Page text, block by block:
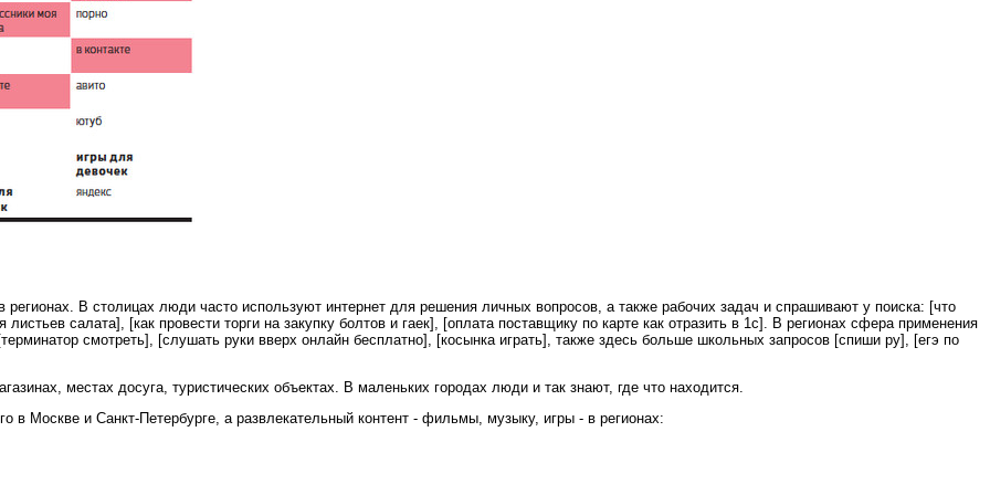
В столицах люди часто используют интернет для решения личных вопросов, а также рабочих задач и спрашивают у поиска: [что
салата], [как провести торги на закупку болтов и гаек], [оплата поставщику по карте как отразить в 1с]. В регионах сфера применения
смотреть], [слушать руки вверх онлайн бесплатно], [косынка играть], также здесь больше школьных запросов [спиши ру], [егэ по
местах досуга, туристических объектах. В маленьких городах люди и так знают, где что находится.
Москве и Санкт-Петербурге, а развлекательный контент - фильмы, музыку, игры - в регионах: